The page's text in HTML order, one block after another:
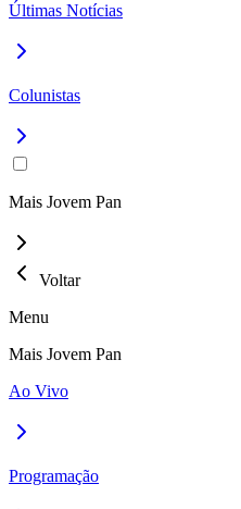
Últimas Notícias
Colunistas
Mais Jovem Pan
Voltar
Menu
Mais Jovem Pan
Ao Vivo
Programação